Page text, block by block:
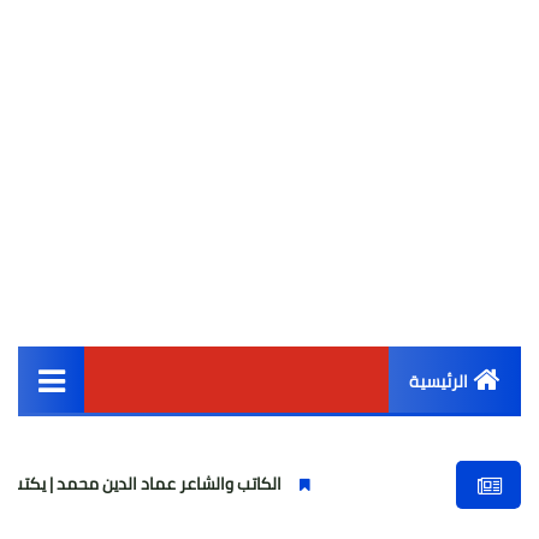
الرئيسية
أخبار مصر
الكاتب والشاعر عماد الدين محمد | يكتب يوميات